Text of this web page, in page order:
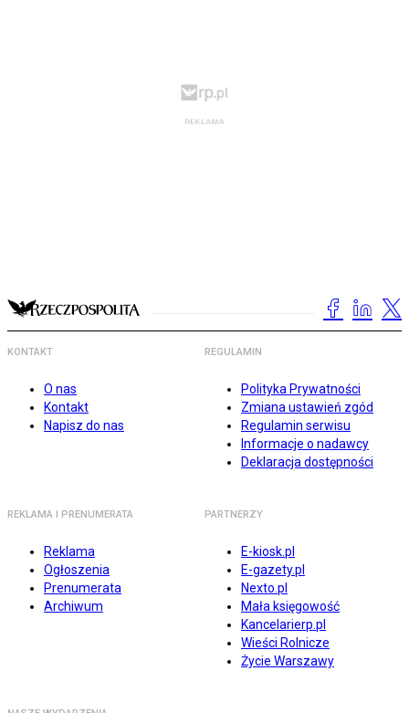
KONTAKT
O nas
Kontakt
Napisz do nas
REGULAMIN
Polityka Prywatności
Zmiana ustawień zgód
Regulamin serwisu
Informacje o nadawcy
Deklaracja dostępności
REKLAMA I PRENUMERATA
Reklama
Ogłoszenia
Prenumerata
Archiwum
PARTNERZY
E-kiosk.pl
E-gazety.pl
Nexto.pl
Mała księgowość
Kancelarierp.pl
Wieści Rolnicze
Życie Warszawy